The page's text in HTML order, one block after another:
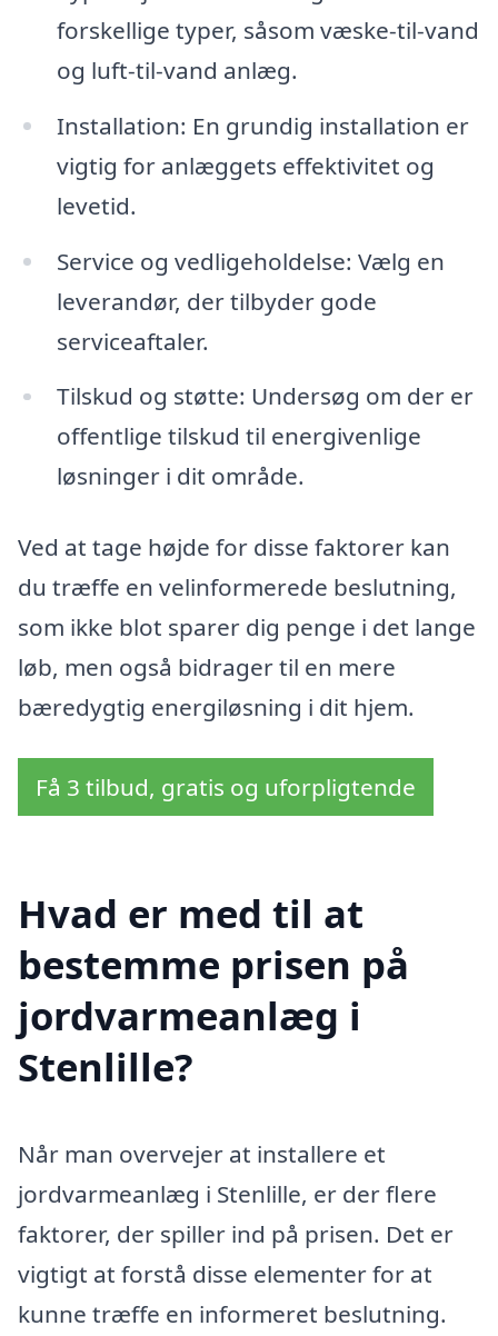
forskellige typer, såsom væske-til-vand
og luft-til-vand anlæg.
Installation: En grundig installation er
vigtig for anlæggets effektivitet og
levetid.
Service og vedligeholdelse: Vælg en
leverandør, der tilbyder gode
serviceaftaler.
Tilskud og støtte: Undersøg om der er
offentlige tilskud til energivenlige
løsninger i dit område.
Ved at tage højde for disse faktorer kan
du træffe en velinformerede beslutning,
som ikke blot sparer dig penge i det lange
løb, men også bidrager til en mere
bæredygtig energiløsning i dit hjem.
Få 3 tilbud, gratis og uforpligtende
Hvad er med til at
bestemme prisen på
jordvarmeanlæg i
Stenlille?
Når man overvejer at installere et
jordvarmeanlæg i Stenlille, er der flere
faktorer, der spiller ind på prisen. Det er
vigtigt at forstå disse elementer for at
kunne træffe en informeret beslutning.